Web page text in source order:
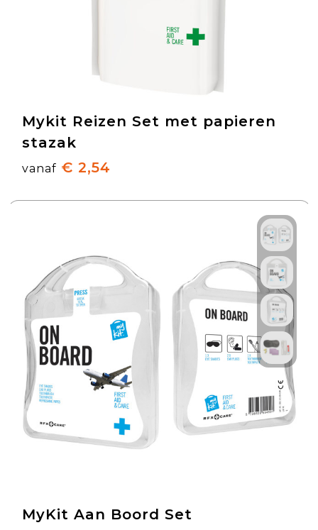
Mykit Reizen Set met papieren
stazak
vanaf € 2,54
MyKit Aan Boord Set